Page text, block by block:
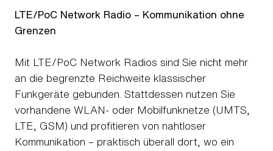
LTE/PoC Network Radio – Kommunikation ohne
Grenzen
Mit LTE/PoC Network Radios sind Sie nicht mehr
an die begrenzte Reichweite klassischer
Funkgeräte gebunden. Stattdessen nutzen Sie
vorhandene WLAN- oder Mobilfunknetze (UMTS,
LTE, GSM) und profitieren von nahtloser
Kommunikation – praktisch überall dort, wo ein